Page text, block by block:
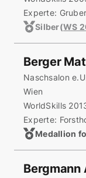
Experte:
Silber(WS
Berger
Naschsalon
Wien
WorldSkills
Experte:
Medallion
Bergmann